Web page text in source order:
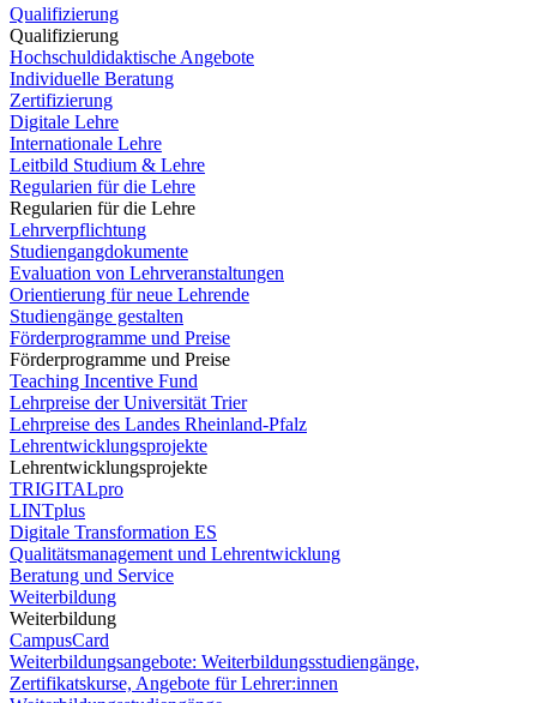
Qualifizierung
Qualifizierung
Hochschuldidaktische Angebote
Individuelle Beratung
Zertifizierung
Digitale Lehre
Internationale Lehre
Leitbild Studium & Lehre
Regularien für die Lehre
Regularien für die Lehre
Lehrverpflichtung
Studiengangdokumente
Evaluation von Lehrveranstaltungen
Orientierung für neue Lehrende
Studiengänge gestalten
Förderprogramme und Preise
Förderprogramme und Preise
Teaching Incentive Fund
Lehrpreise der Universität Trier
Lehrpreise des Landes Rheinland-Pfalz
Lehrentwicklungsprojekte
Lehrentwicklungsprojekte
TRIGITALpro
LINTplus
Digitale Transformation ES
Qualitätsmanagement und Lehrentwicklung
Beratung und Service
Weiterbildung
Weiterbildung
CampusCard
Weiterbildungsangebote: Weiterbildungsstudiengänge,
Zertifikatskurse, Angebote für Lehrer:innen